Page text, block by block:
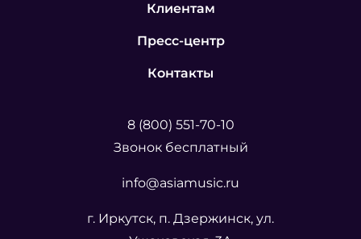
Клиентам
Пресс-центр
Контакты
8 (800) 551-70-10
Звонок бесплатный
info@asiamusic.ru
г. Иркутск, п. Дзержинск, ул.